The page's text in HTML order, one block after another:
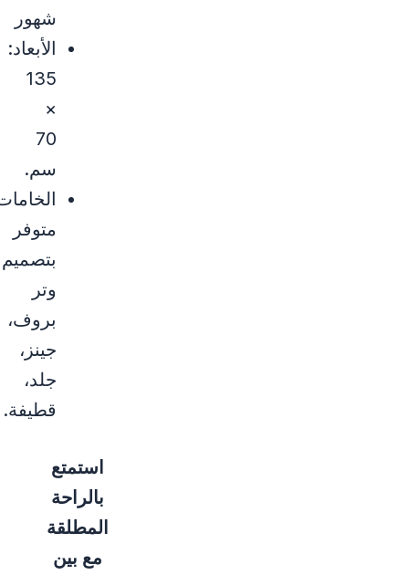
شهور
الأبعاد:
135
×
70
سم.
متوفر
بتصميم
وتر
بروف،
جينز،
جلد،
قطيفة.
استمتع
بالراحة
المطلقة
مع بين